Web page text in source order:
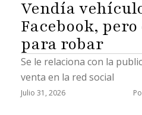
Vendía
Facebook,
para robar
Se le relaciona con la
venta en la red social
Julio 31, 2026